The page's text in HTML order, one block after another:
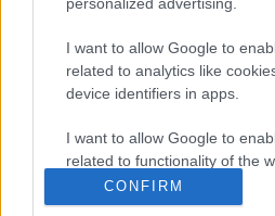
I want to allow Google to
related to analytics like
device identifiers in apps.
I want to allow Google to
related to functionality of the
I want to allow Google to
CONFIRM
várom már a tesztelés utolsó
franciaországi versenyt és a
worldsbk.com